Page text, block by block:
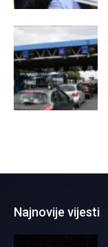
Najnovije vijesti